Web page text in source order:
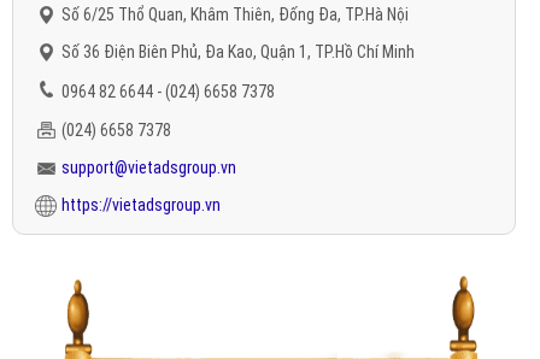
Số 6/25 Thổ Quan, Khâm Thiên, Đống Đa, TP.Hà Nội
Số 36 Điện Biên Phủ, Đa Kao, Quận 1, TP.Hồ Chí Minh
0964 82 6644 - (024) 6658 7378
(024) 6658 7378
support@vietadsgroup.vn
https://vietadsgroup.vn